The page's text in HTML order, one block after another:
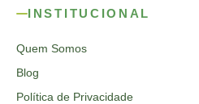
INSTITUCIONAL
Quem Somos
Blog
Política de Privacidade